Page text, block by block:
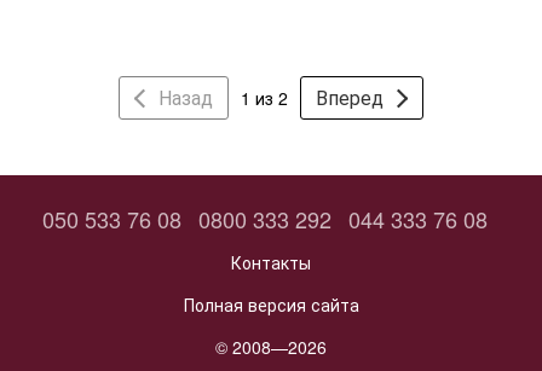
Назад 1 из 2 Вперед
050 533 76 08 0800 333 292 044 333 76 08
Контакты
Полная версия сайта
© 2008—2026